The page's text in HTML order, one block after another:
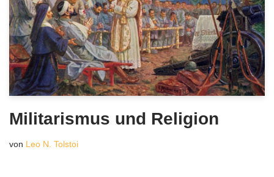
Militarismus und Religion
von Leo N. Tolstoi